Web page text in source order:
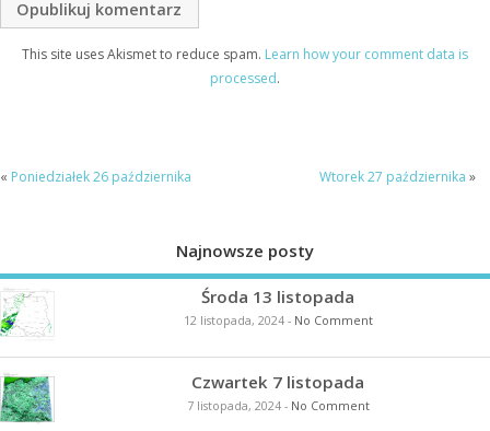
This site uses Akismet to reduce spam. Learn how your comment data is
processed.
« Poniedziałek 26 października Wtorek 27 października »
Najnowsze posty
Środa 13 listopada
12 listopada, 2024- No Comment
Czwartek 7 listopada
7 listopada, 2024- No Comment